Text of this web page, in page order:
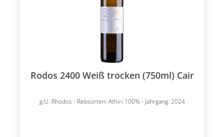
Rodos 2400 Weiß trocken (750ml) Cair
g.U. Rhodos - Rebsorten: Athiri 100% - Jahrgang: 2024